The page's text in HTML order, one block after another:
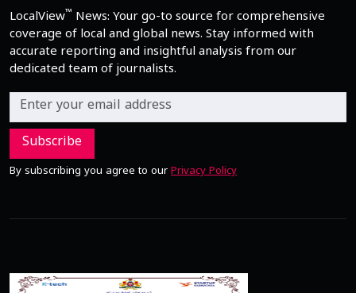
LocalView™ News: Your go-to source for comprehensive
coverage of local and global news. Stay informed with
accurate reporting and insightful analysis from our
dedicated team of journalists.
Subscribe
By subscribing you agree to our Privacy Policy